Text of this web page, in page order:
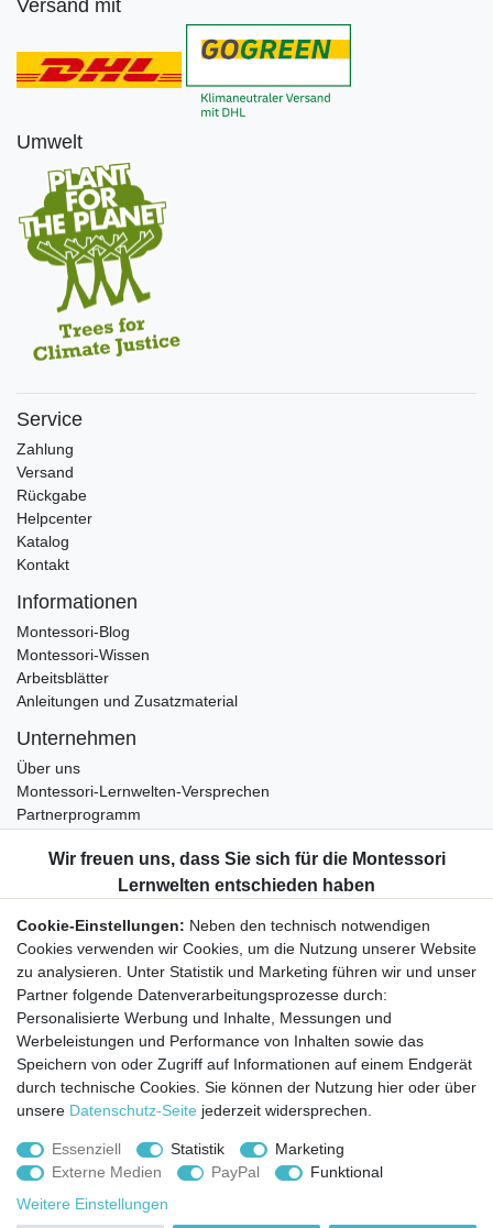
Versand mit
Umwelt
Service
Zahlung
Versand
Rückgabe
Helpcenter
Katalog
Kontakt
Informationen
Montessori-Blog
Montessori-Wissen
Arbeitsblätter
Anleitungen und Zusatzmaterial
Unternehmen
Über uns
Montessori-Lernwelten-Versprechen
Partnerprogramm
Bestellung widerrufen
Datenschutzerklärung
AGB
Impressum
Aktuelles rund um Montessori-Materialien und
Montessori-Pädagogik.
Kostenfreie wöchentliche Infos
Hiermit bestätige ich, dass ich dieDaten­schutz­erklärunggelesen habe. Sie
Abonnieren
Cookie-Einstellungen: Neben den technisch notwendigen
Cookies verwenden wir Cookies, um die Nutzung unserer Website
zu analysieren. Unter Statistik und Marketing führen wir und unser
Partner folgende Datenverarbeitungsprozesse durch:
Personalisierte Werbung und Inhalte, Messungen und
Werbeleistungen und Performance von Inhalten sowie das
Speichern von oder Zugriff auf Informationen auf einem Endgerät
durch technische Cookies. Sie können der Nutzung hier oder über
unsere Datenschutz-Seite jederzeit widersprechen.
Essenziell Statistik
Marketing
Externe Medien
PayPal
Funktional
Weitere Einstellungen